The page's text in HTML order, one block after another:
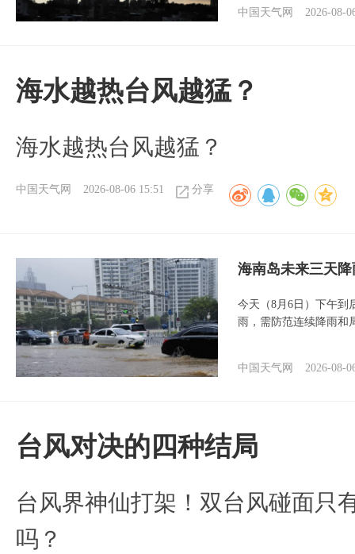
中国天气网 2026-08-
海水越热台风越猛？
海水越热台风越猛？
中国天气网 2026-08-06 15:51 分享
海南岛未来三天
今天（8月6日）下午到
雨，需防范连续降雨和
中国天气网 2026-08-
台风对决的四种结局
台风界神仙打架！双台风碰面只
吗？